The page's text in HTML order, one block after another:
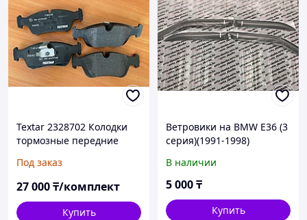
Textar 2328702 Колодки
тормозные передние
Под заказ
27 000₸/комплект
Купить
Ветровики на BMW E36 (3
серия)(1991-1998)
В наличии
5 000₸
Купить